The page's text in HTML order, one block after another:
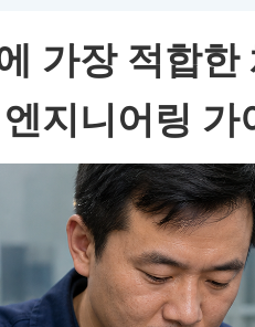
가장 적합
지니어링 가